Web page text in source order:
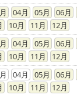
04 05 06
10 11
12
04 05 06
10 11
12
04 05 06
10 11 12